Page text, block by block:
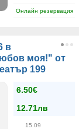
Онлайн резервация
в
моя!" от
199
6.50€
12.71лв
15.09